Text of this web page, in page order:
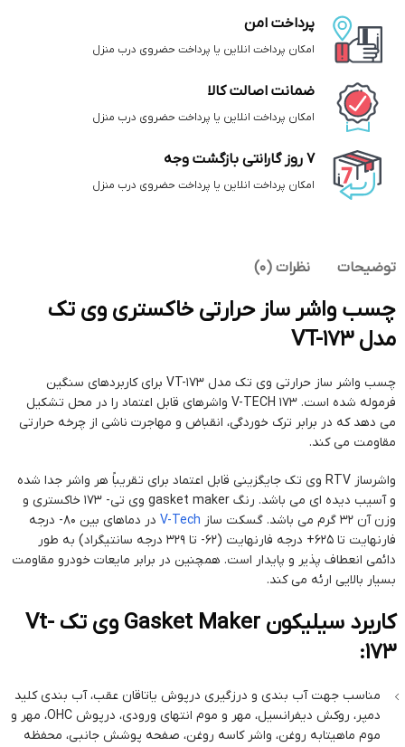
پرداخت امن
امکان پرداخت انلاین یا پرداخت حضروی درب منزل
ضمانت اصالت کالا
امکان پرداخت انلاین یا پرداخت حضروی درب منزل
7 روز گارانتی بازگشت وجه
امکان پرداخت انلاین یا پرداخت حضروی درب منزل
توضیحات نظرات (0)
چسب واشر ساز حرارتی خاکستری وی تک
مدل VT-173
چسب واشر ساز حرارتی وی تک مدل VT-173 برای کاربردهای سنگین
فرموله شده است. V-TECH 173 واشرهای قابل اعتماد را در محل تشکیل
می دهد که در برابر ترک خوردگی، انقباض و مهاجرت ناشی از چرخه حرارتی
مقاومت می کند.
واشرساز RTV وی تک جایگزینی قابل اعتماد برای تقریباً هر واشر جدا شده
و آسیب دیده ای می باشد. رنگ gasket maker وی تی- 173 خاکستری و
وزن آن 32 گرم می باشد. گسکت ساز
V-Tech
در دماهای بین 80- درجه
فارنهایت تا 625+ درجه فارنهایت (62- تا 329 درجه سانتیگراد) به طور
دائمی انعطاف پذیر و پایدار است. همچنین در برابر مایعات خودرو مقاومت
بسیار بالایی ارئه می کند.
کاربرد سیلیکون Gasket Maker وی تک Vt-
173:
مناسب جهت آب بندی و درزگیری درپوش یاتاقان عقب، آب بندی کلید
دمپر، روکش دیفرانسیل، مهر و موم انتهای ورودی، درپوش OHC، مهر و
موم ماهیتابه روغن، واشر کاسه روغن، صفحه پوشش جانبی، محفظه